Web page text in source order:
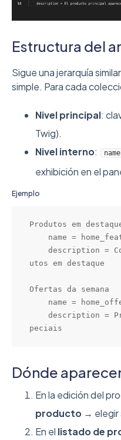
Estructura del
Sigue una jerarquía
simple. Para cada
Nivel principal:
Twig).
Nivel interno: name
exhibición en el
Ejemplo
Produtos em
utos em destaque
Ofertas da semana
peciais
Dónde
En la edición del
producto → elegir
En el listado de